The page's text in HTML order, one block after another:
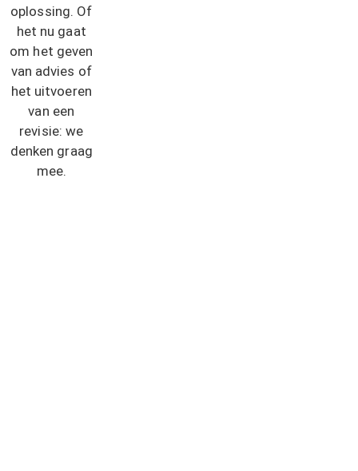
oplossing. Of
het nu gaat
om het geven
van advies of
het uitvoeren
van een
revisie: we
denken graag
mee.